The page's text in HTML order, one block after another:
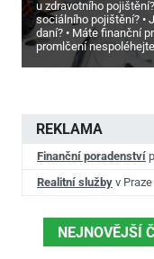
u zdravotního pojištění?
sociálního pojištění?
daní?
Máte finanční
promlčení nespoléhejte
REKLAMA
Finanční poradenství
Realitní služby v
NEJNOVĚJŠÍ